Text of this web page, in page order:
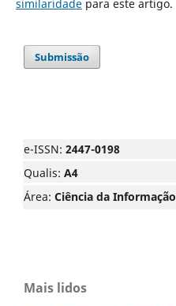
similaridadepara este artigo.
Submissão
e-ISSN: 2447-0198
Qualis: A4
Área: Ciência da Informação
Mais lidos